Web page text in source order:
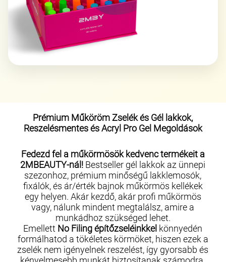
Prémium Műköröm Zselék és Gél lakkok,
Reszelésmentes és Acryl Pro Gel Megoldások
Fedezd fel a műkörmösök kedvenc termékeit a
2MBEAUTY-nál! Bestseller gél lakkok az ünnepi
szezonhoz, prémium minőségű lakklemosók,
fixálók, és ár/érték bajnok műkörmös kellékek
egy helyen. Akár kezdő, akár profi műkörmös
vagy, nálunk mindent megtalálsz, amire a
munkádhoz szükséged lehet.
Emellett No Filing építőzseléinkkel könnyedén
formálhatod a tökéletes körmöket, hiszen ezek a
zselék nem igényelnek reszelést, így gyorsabb és